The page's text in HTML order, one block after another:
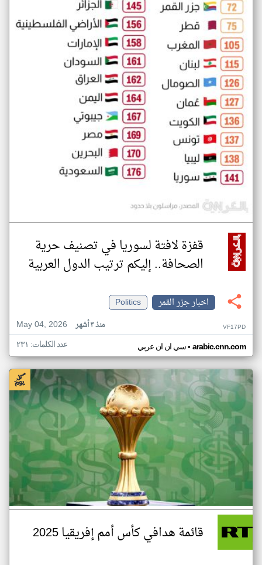
قفزة لافتة لسوريا في تصنيف حرية
الصحافة.. إليكم ترتيب الدول العربية
اخبار جزر القمر
Politics
May 04, 2026
منذ ٣ أشهر VF17PD
سي ان ان عربي• arabic.cnn.com عدد الكلمات: ٢٣١
قائمة هدافي كأس أمم إفريقيا 2025